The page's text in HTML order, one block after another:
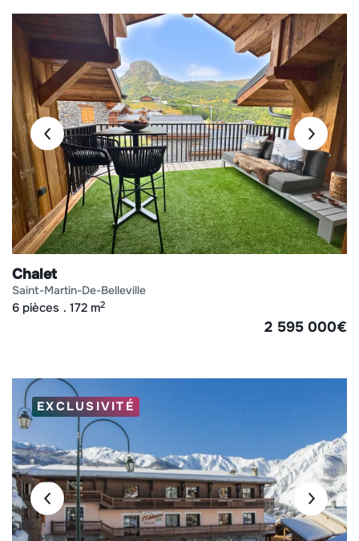
Chalet
saint-martin-de-belleville
6 pièces 172 m2
2 595 000€
EXCLUSIVITÉ